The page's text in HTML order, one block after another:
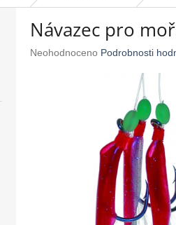
Návazec pro
Průměrné
Neohodnoceno Podrobnosti